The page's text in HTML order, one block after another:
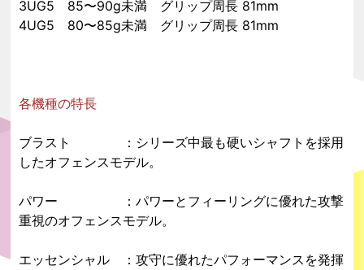
3UG5 85〜90g未満 グリップ周長 81mm
4UG5 80〜85g未満 グリップ周長 81mm
各機種の特長
ブラスト
：シリーズ中最も硬いシャフトを採用
したオフェンスモデル。
パワー ：パワーとフィーリングに優れた攻撃
重視のオフェンスモデル。
エッセンシャル ：攻守に優れたパフォーマンスを発揮